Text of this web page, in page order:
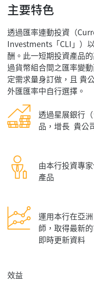
主要特色
透過匯率連動投資（
Investments「CLI」）
酬。此一短期投資產品
過貨幣組合間之匯率變
定需求量身訂做，且 貴
外匯匯率中自行選擇。
透過星展銀行
品，增長 貴公
由本行投資專
產品
運用本行在亞
師，取得最新
即時更新資料
效益